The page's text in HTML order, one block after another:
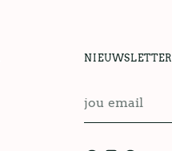
NIEUWSLETTER
email